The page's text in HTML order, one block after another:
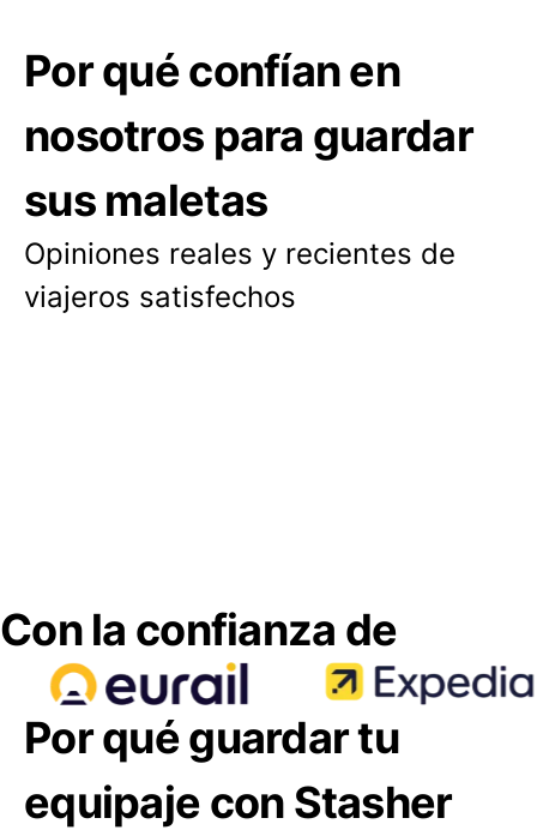
Por qué confían en
nosotros para guardar
sus maletas
Opiniones reales y recientes de
viajeros satisfechos
Con la confianza de
Por qué guardar tu
equipaje con Stasher